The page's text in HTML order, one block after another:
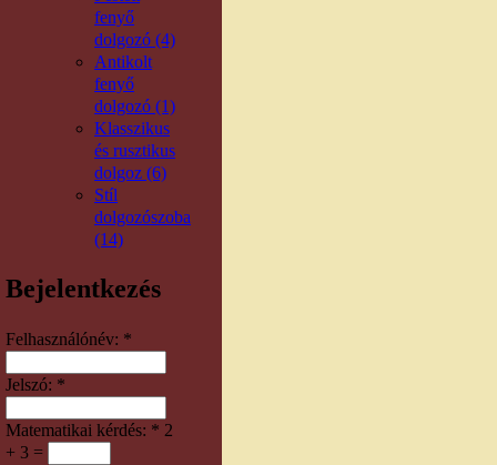
fenyő
dolgozó (4)
Antikolt
fenyő
dolgozó (1)
Klasszikus
és rusztikus
dolgoz (6)
Stíl
dolgozószoba
(14)
Bejelentkezés
Felhasználónév: *
Jelszó: *
Matematikai kérdés: * 2
+ 3 =